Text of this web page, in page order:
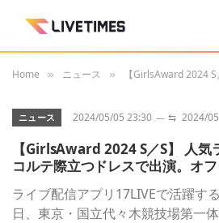
Home » ニュース » 【GirlsAward 2024 S／S】 人気ライバー み
ニュース 2024/05/05 23:30 ⇆ 2024/
【GirlsAward 2024 S／S】 人気
コルテ際立つドレスで出演。オフ
ライブ配信アプリ17LIVEで活躍す
日、東京・国立代々木競技場第一